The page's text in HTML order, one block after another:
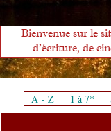
Bienvenue sur le
d'écriture, de
A - Z 1 à 7*